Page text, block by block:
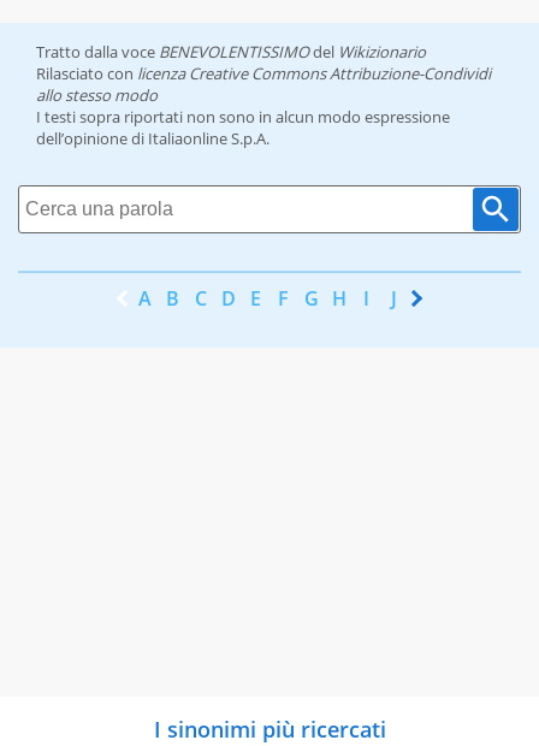
Tratto dalla voce BENEVOLENTISSIMOdel Wikizionario
Rilasciato con licenza Creative Commons Attribuzione-Condividi
allo stesso modo
I testi sopra riportati non sono in alcun modo espressione
dell’opinione di Italiaonline S.p.A.
A B C D E F G H I J K
I sinonimi più ricercati